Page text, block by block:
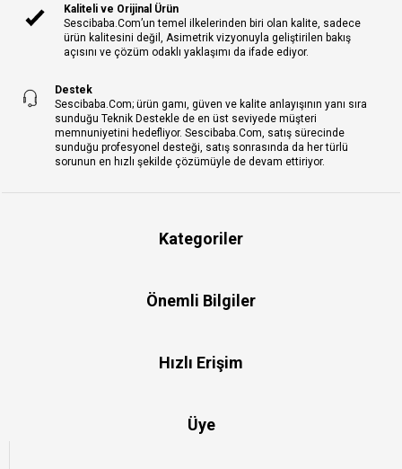
Kaliteli ve Orijinal Ürün
Sescibaba.Com’un temel ilkelerinden biri olan kalite, sadece
ürün kalitesini değil, Asimetrik vizyonuyla geliştirilen bakış
açısını ve çözüm odaklı yaklaşımı da ifade ediyor.
Destek
Sescibaba.Com; ürün gamı, güven ve kalite anlayışının yanı sıra
sunduğu Teknik Destekle de en üst seviyede müşteri
memnuniyetini hedefliyor. Sescibaba.Com, satış sürecinde
sunduğu profesyonel desteği, satış sonrasında da her türlü
sorunun en hızlı şekilde çözümüyle de devam ettiriyor.
Kategoriler
Önemli Bilgiler
Hızlı Erişim
Üye